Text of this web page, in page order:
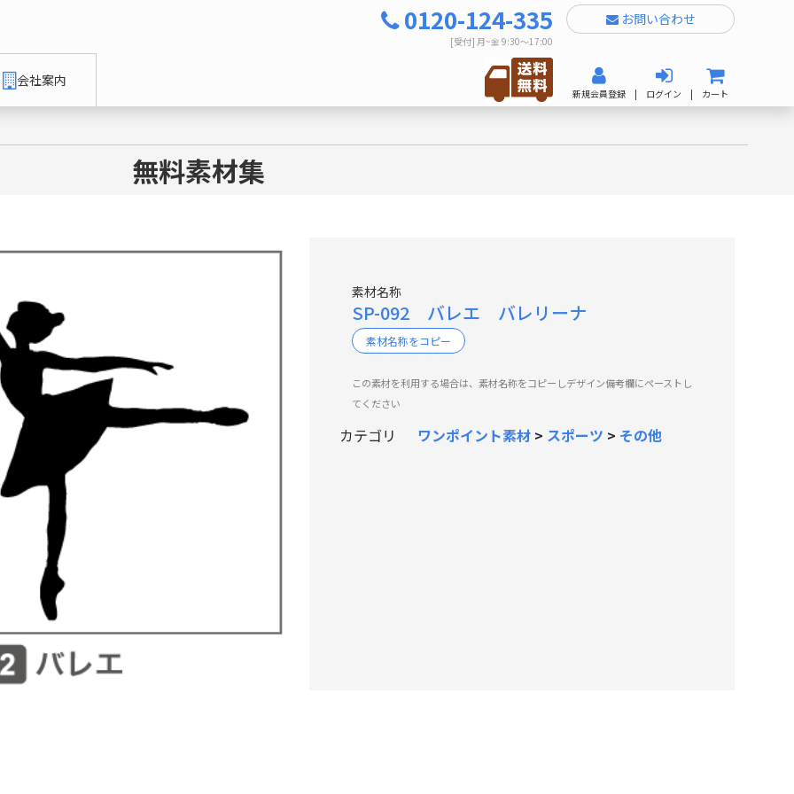
会社案内
0120-124-335
[受付] 月~金 9:30～17:00
お問い合わせ
新規会員登録 | ログイン | カート
無料素材集
素材名称
SP-092 バレエ バレリーナ
素材名称をコピー
この素材を利用する場合は、素材名称をコピーしデザイン備考欄にペーストし
てください
カテゴリ ワンポイント素材 > スポーツ > その他